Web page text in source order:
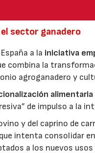
sector ganadero
a la iniciativa
combina la
agroganadero y
alimentaria
de impulso a la
y del caprino de
intenta consolidar
a los nuevos